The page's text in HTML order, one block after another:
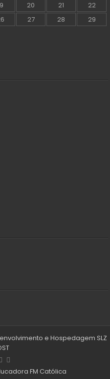
20 21
22
27 28
29
e Hospedagem SLZ
FM Católica